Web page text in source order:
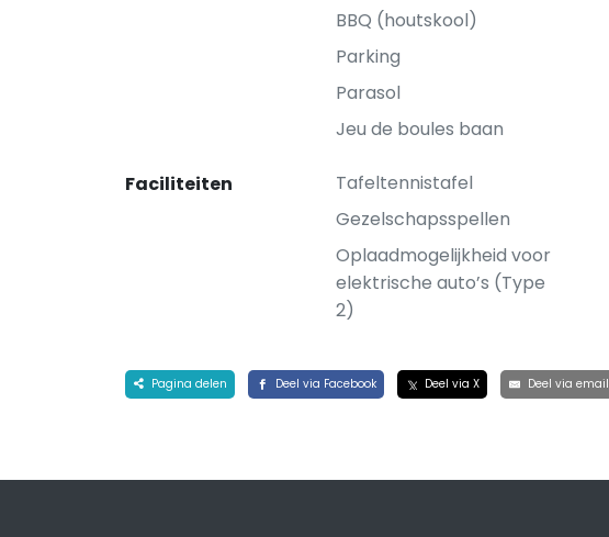
BBQ (houtskool)
Parking
Parasol
Jeu de boules baan
Faciliteiten
Tafeltennistafel
Gezelschapsspellen
Oplaadmogelijkheid voor
elektrische auto’s (Type
2)
Pagina delen Deel via Facebook Deel via X Deel via email